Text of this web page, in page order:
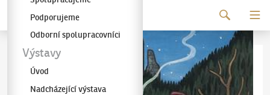
Galerie KODLPodporujeme
Odborní spolupracovníci
Výstavy
Úvod
Nadcházející výstava